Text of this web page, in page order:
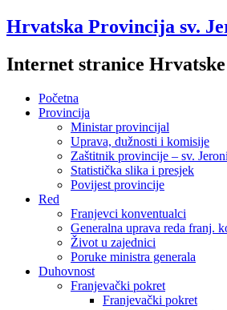
Hrvatska Provincija sv.
Internet stranice
Početna
Provincija
Ministar provincijal
Uprava, dužnosti i komisije
Zaštitnik provincije – sv.
Statistička slika i presjek
Povijest provincije
Red
Franjevci konventualci
Generalna uprava reda franj.
Život u zajednici
Poruke ministra generala
Duhovnost
Franjevački pokret
Franjevački pokret